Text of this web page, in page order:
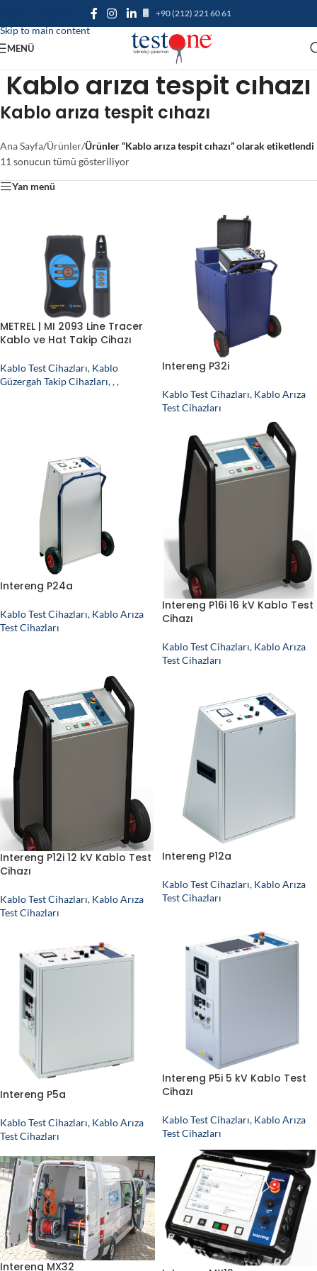
Skip to main content
+90 (212) 221 60 61
MENÜ
Kablo arıza tespit cıhazı
Kablo arıza tespit cıhazı
Ana Sayfa/Ürünler/Ürünler “Kablo arıza tespit cıhazı” olarak etiketlendi
11 sonucun tümü gösteriliyor
Yan menü
METREL | MI 2093 Line Tracer
Kablo ve Hat Takip Cihazı
Kablo Test Cihazları, Kablo
Güzergah Takip Cihazları,,,
Intereng P32i
Kablo Test Cihazları, Kablo Arıza
Test Cihazları
Intereng P24a
Kablo Test Cihazları, Kablo Arıza
Test Cihazları
Intereng P16i 16 kV Kablo Test
Cihazı
Kablo Test Cihazları, Kablo Arıza
Test Cihazları
Intereng P12i 12 kV Kablo Test
Cihazı
Kablo Test Cihazları, Kablo Arıza
Test Cihazları
Intereng P12a
Kablo Test Cihazları, Kablo Arıza
Test Cihazları
Intereng P5a
Kablo Test Cihazları, Kablo Arıza
Test Cihazları
Intereng P5i 5 kV Kablo Test
Cihazı
Kablo Test Cihazları, Kablo Arıza
Test Cihazları
Intereng MX32